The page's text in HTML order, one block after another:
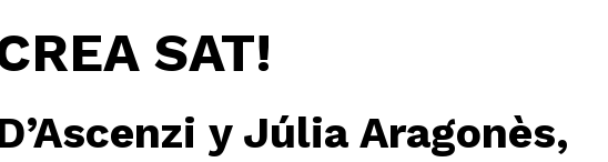
SAT!
y Júlia Aragonès,